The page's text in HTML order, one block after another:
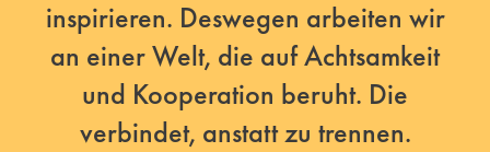
inspirieren. Deswegen arbeiten wir
an einer Welt, die auf Achtsamkeit
und Kooperation beruht. Die
verbindet, anstatt zu trennen.